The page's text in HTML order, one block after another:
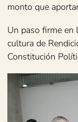
monto que
Un paso firme en
cultura de
Constitución